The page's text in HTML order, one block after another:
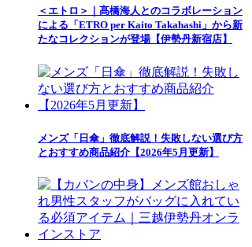
＜エトロ＞｜髙橋海人とのコラボレーション
による「ETRO per Kaito Takahashi」から新
たなコレクションが登場【伊勢丹新宿店】
メンズ「日傘」徹底解説！失敗しない選び方
とおすすめ商品紹介【2026年5月更新】